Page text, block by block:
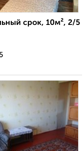
срок, 10м², 2/5